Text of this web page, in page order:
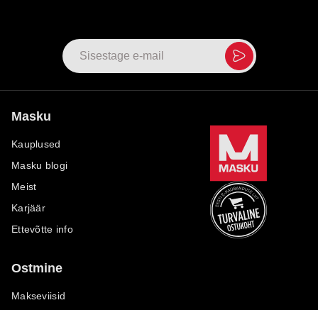
Masku
Kauplused
Masku blogi
Meist
Karjäär
Ettevõtte info
Ostmine
Makseviisid